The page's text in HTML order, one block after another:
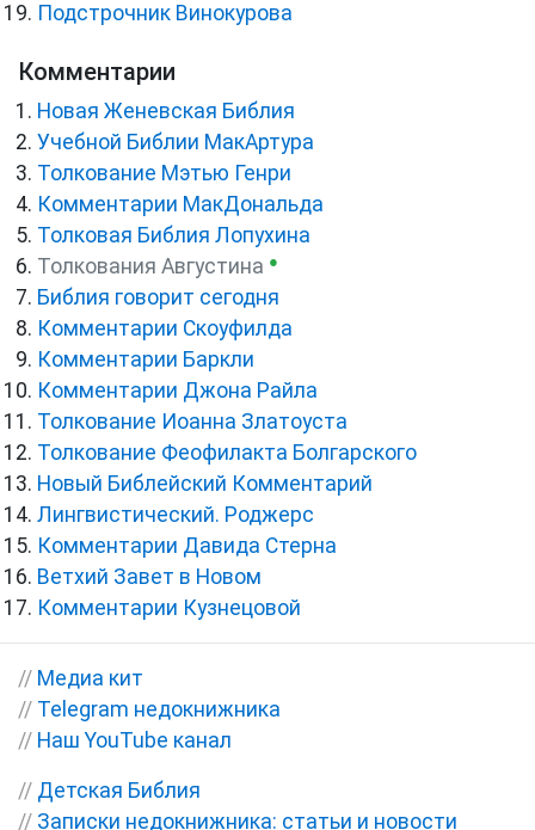
Подстрочник Винокурова
Комментарии
Новая Женевская Библия
Учебной Библии МакАртура
Толкование Мэтью Генри
Комментарии МакДональда
Толковая Библия Лопухина
Толкования Августина ●
Библия говорит сегодня
Комментарии Скоуфилда
Комментарии Баркли
Комментарии Джона Райла
Толкование Иоанна Златоуста
Толкование Феофилакта Болгарского
Новый Библейский Комментарий
Лингвистический. Роджерс
Комментарии Давида Стерна
Ветхий Завет в Новом
Комментарии Кузнецовой
// Медиа кит
// Telegram недокнижника
// Наш YouTube канал
// Детская Библия
// Записки недокнижника: статьи и новости